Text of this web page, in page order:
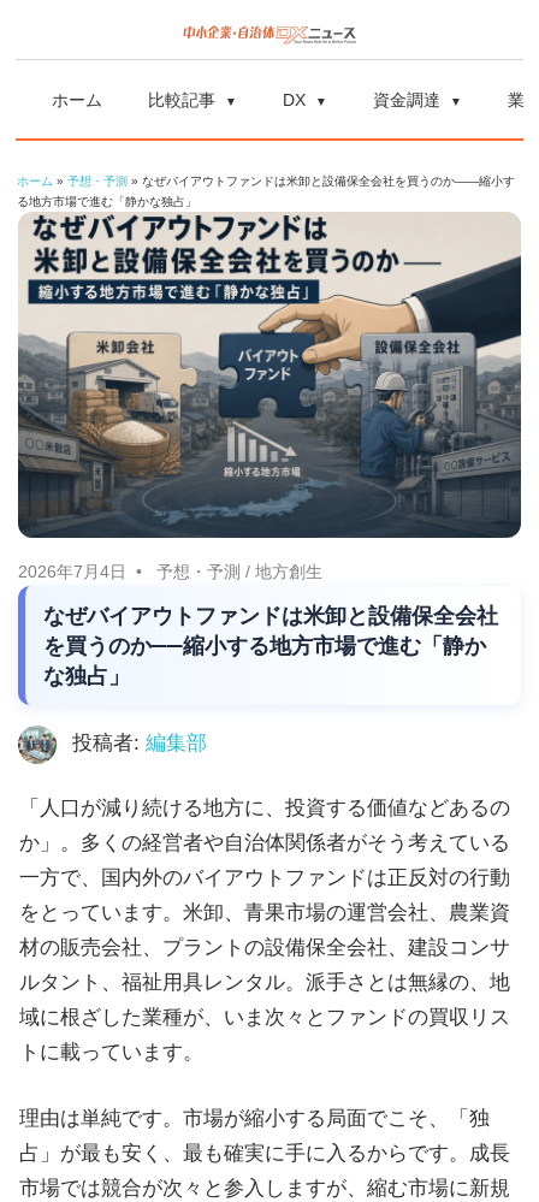
へ
ス
キ
プ
中
小
企
業
自
治
体
DX
ニ
ュ
ー
ス
中
企
の
資
金
調
達
や
補
助
DX
役
立
つ
報
を
お
届
け
し
ま
す。
ま
た、
治
体
が
ホーム 比較記事 DX 資金調達 業
ホーム » 予想・予測 » なぜバイアウトファンドは米卸と設備保全会社を買うのか——縮小す
る地方市場で進む「静かな独占」
2026年7月4日 予想・予測 / 地方創生
なぜバイアウトファンドは米卸と設備保全会社
を買うのか——縮小する地方市場で進む「静か
な独占」
投稿者: 編集部
「人口が減り続ける地方に、投資する価値などあるの
か」。多くの経営者や自治体関係者がそう考えている
一方で、国内外のバイアウトファンドは正反対の行動
をとっています。米卸、青果市場の運営会社、農業資
材の販売会社、プラントの設備保全会社、建設コンサ
ルタント、福祉用具レンタル。派手さとは無縁の、地
域に根ざした業種が、いま次々とファンドの買収リス
トに載っています。
理由は単純です。市場が縮小する局面でこそ、「独
占」が最も安く、最も確実に手に入るからです。成長
市場では競合が次々と参入しますが、縮む市場に新規